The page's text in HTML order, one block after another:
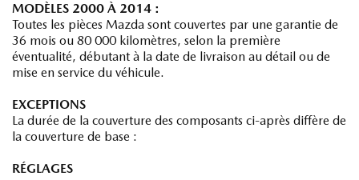
MODÈLES 2000 À 2014 :
Toutes les pièces Mazda sont couvertes par une garantie de
36 mois ou 80 000 kilomètres, selon la première
éventualité, débutant à la date de livraison au détail ou de
mise en service du véhicule.
EXCEPTIONS
La durée de la couverture des composants ci-après diffère de
la couverture de base :
RÉGLAGES